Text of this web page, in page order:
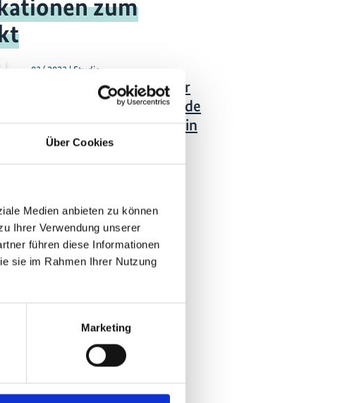
Über Cookies
Medien anbieten zu können
Ihrer Verwendung unserer
führen diese Informationen
sie im Rahmen Ihrer Nutzung
Marketing
zum
03/ 2023 | Studie
Mitigation potentials for
emissions of nitrous oxide
from chemical industry in
industrialised countries
world-wide